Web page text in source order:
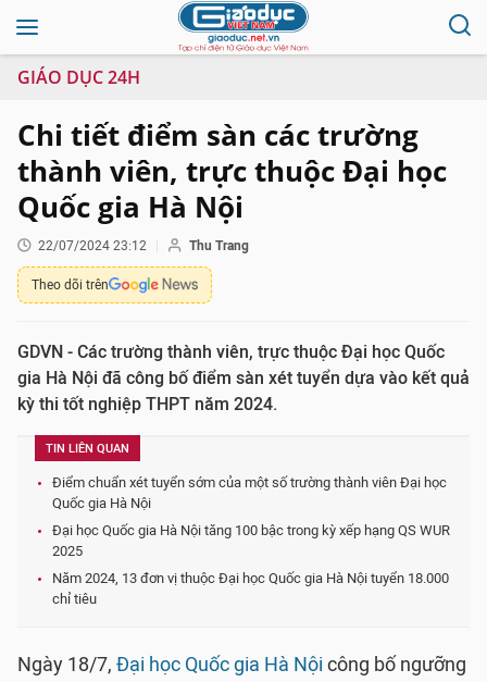
GIÁO DỤC 24H
Chi tiết điểm sàn các trường
thành viên, trực thuộc Đại học
Quốc gia Hà Nội
22/07/2024 23:12 Thu Trang
Theo dõi trên
GDVN - Các trường thành viên, trực thuộc Đại học Quốc
gia Hà Nội đã công bố điểm sàn xét tuyển dựa vào kết quả
kỳ thi tốt nghiệp THPT năm 2024.
TIN LIÊN QUAN
Điểm chuẩn xét tuyển sớm của một số trường thành viên Đại học
Quốc gia Hà Nội
Đại học Quốc gia Hà Nội tăng 100 bậc trong kỳ xếp hạng QS WUR
2025
Năm 2024, 13 đơn vị thuộc Đại học Quốc gia Hà Nội tuyển 18.000
chỉ tiêu
Ngày 18/7, Đại học Quốc gia Hà Nội công bố ngưỡng